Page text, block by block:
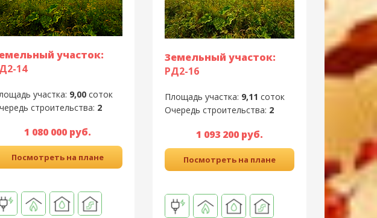
участок:
14
участка: 9,00 соток
строительства: 2
1 080 000 руб.
Посмотреть на плане
Земельный участок:
РД2-16
Площадь участка: 9,11 соток
Очередь строительства: 2
1 093 200 руб.
Посмотреть на плане